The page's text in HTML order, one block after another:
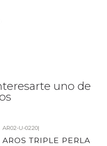
uno de
AR02-U-0220|
AROS TRIPLE PERLA